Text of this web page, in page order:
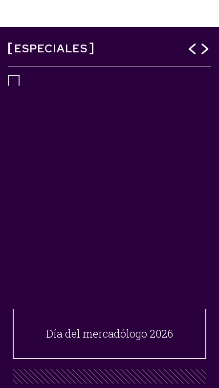
ESPECIALES
Día del mercadólogo 2026